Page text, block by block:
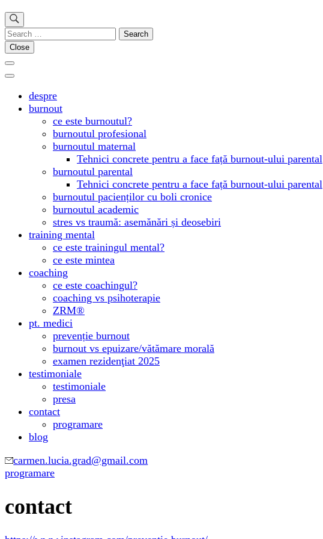
Search
for:
Close
despre
burnout
ce este burnoutul?
burnoutul profesional
burnoutul maternal
Tehnici concrete pentru a face față burnout-ului parental
burnoutul parental
Tehnici concrete pentru a face față burnout-ului parental
burnoutul pacienților cu boli cronice
burnoutul academic
stres vs traumă: asemănări și deosebiri
training mental
ce este trainingul mental?
ce este mintea
coaching
ce este coachingul?
coaching vs psihoterapie
ZRM®
pt. medici
prevenție burnout
burnout vs epuizare/vătămare morală
examen rezidenţiat 2025
testimoniale
testimoniale
presa
contact
programare
blog
carmen.lucia.grad@gmail.com
programare
contact